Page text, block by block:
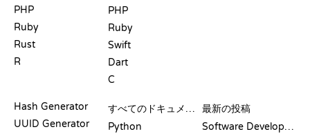
PHP
Ruby
Rust
R
PHP
Ruby
Swift
Dart
C
Hash Generator
UUID Generator
すべてのドキュメント
Python
最新の投稿
Software Development